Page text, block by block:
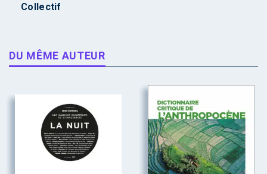
Collectif
DU MÊME AUTEUR